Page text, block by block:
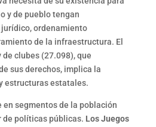
y de pueblo tengan
ordenamiento
de la infraestructura. El
clubes (27.098), que
sus derechos, implica la
estructuras estatales.
en segmentos de la población
de políticas públicas. Los Juegos